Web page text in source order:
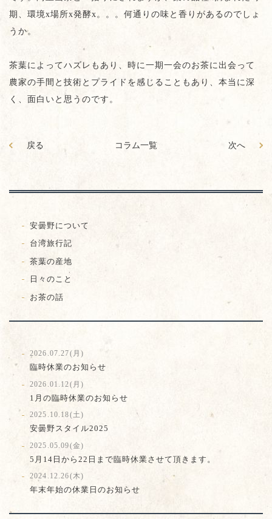
期、環境x場所x発酵x。。。何通りの味と香りがあるのでしょ
うか。
茶葉によってハズレもあり、時に一期一会のお茶に出会って
農家の手間と技術とプライドを感じることもあり、本当に深
く、面白いと思うのです。
戻る コラム一覧 次へ
安曇野について
台湾旅行記
茶葉の産地
日々のこと
お茶の話
2026.07.27(月)
臨時休業のお知らせ
2026.01.12(月)
1月の臨時休業のお知らせ
2025.10.18(土)
安曇野スタイル2025
2025.05.09(金)
5月14日から22日まで臨時休業させて頂きます。
2024.12.26(木)
年末年始の休業日のお知らせ